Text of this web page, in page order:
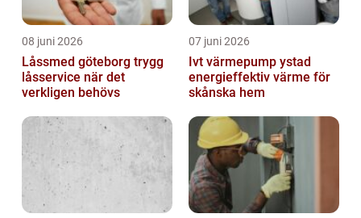
08 juni 2026
Låssmed göteborg trygg
låsservice när det
verkligen behövs
07 juni 2026
Ivt värmepump ystad
energieffektiv värme för
skånska hem